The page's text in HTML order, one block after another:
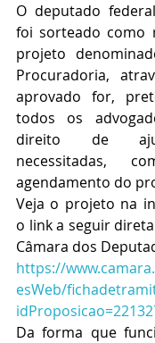
O deputado
foi sorteado como
projeto
Procuradoria,
aprovado for,
todos os
direito de
necessitadas,
agendamento do
Veja o projeto na
o link a seguir
Câmara dos
https://
esWeb/
Da forma que